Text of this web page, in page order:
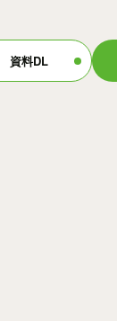
資料DL